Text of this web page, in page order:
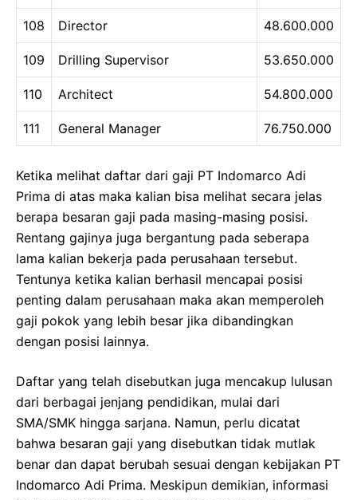
108 Director 48.600.000
109 Drilling Supervisor 53.650.000
110 Architect 54.800.000
111 General Manager 76.750.000
Ketika melihat daftar dari gaji PT Indomarco Adi
Prima di atas maka kalian bisa melihat secara jelas
berapa besaran gaji pada masing-masing posisi.
Rentang gajinya juga bergantung pada seberapa
lama kalian bekerja pada perusahaan tersebut.
Tentunya ketika kalian berhasil mencapai posisi
penting dalam perusahaan maka akan memperoleh
gaji pokok yang lebih besar jika dibandingkan
dengan posisi lainnya.
Daftar yang telah disebutkan juga mencakup lulusan
dari berbagai jenjang pendidikan, mulai dari
SMA/SMK hingga sarjana. Namun, perlu dicatat
bahwa besaran gaji yang disebutkan tidak mutlak
benar dan dapat berubah sesuai dengan kebijakan PT
Indomarco Adi Prima. Meskipun demikian, informasi